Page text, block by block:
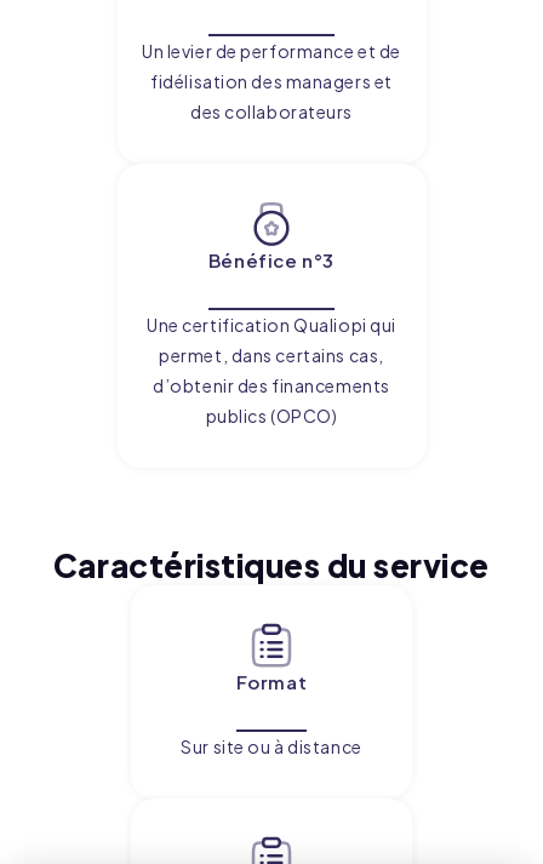
Un levier de performance et de
fidélisation des managers et
des collaborateurs
Bénéfice n°3
Une certification Qualiopi qui
permet, dans certains cas,
d’obtenir des financements
publics (OPCO)
Caractéristiques du service
Format
Sur site ou à distance
Flex utilise des cookies afin notamment de vous
proposer une navigation optimale, de réaliser des
statistiques anonymes ou encore de vous proposer des
vos préférences grâce à l’outil de gestion des
préférences des cookies, accessible également depuis
» en pied de page.
Tout refuser